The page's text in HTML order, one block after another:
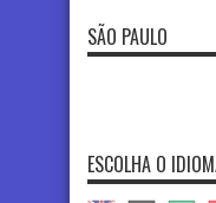
SÃO PAULO
ESCOLHA O